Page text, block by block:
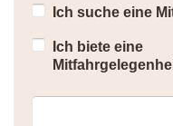
Ich suche eine
Ich biete eine